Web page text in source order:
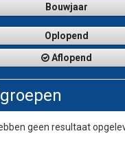
Bouwjaar
Oplopend
Aflopend
geen resultaat